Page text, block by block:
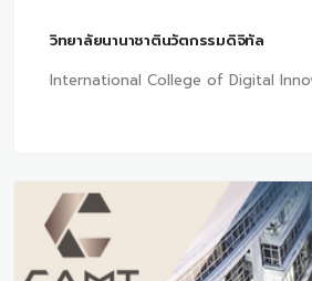
วิทยาลัยนานาชาตินวัตกรรมดิจิทัล
International College of Digital